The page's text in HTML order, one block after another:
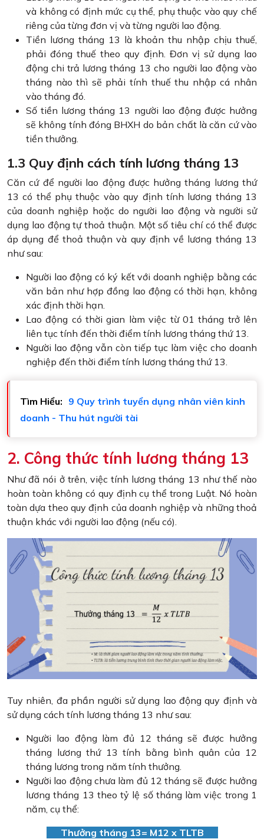
và không có định mức cụ thể, phụ thuộc vào quy chế
riêng của từng đơn vị và từng người lao động.
Tiền lương tháng 13 là khoản thu nhập chịu thuế,
phải đóng thuế theo quy định. Đơn vị sử dụng lao
động chi trả lương tháng 13 cho người lao động vào
tháng nào thì sẽ phải tính thuế thu nhập cá nhân
vào tháng đó.
Số tiền lương tháng 13 người lao động được hưởng
sẽ không tính đóng BHXH do bản chất là căn cứ vào
tiền thưởng.
1.3 Quy định cách tính lương tháng 13
Căn cứ để người lao động được hưởng tháng lương thứ
13 có thể phụ thuộc vào quy định tính lương tháng 13
của doanh nghiệp hoặc do người lao động và người sử
dụng lao động tự thoả thuận. Một số tiêu chí có thể được
áp dụng để thoả thuận và quy định về lương tháng 13
như sau:
Người lao động có ký kết với doanh nghiệp bằng các
văn bản như hợp đồng lao động có thời hạn, không
xác định thời hạn.
Lao động có thời gian làm việc từ 01 tháng trở lên
liên tục tính đến thời điểm tính lương tháng thứ 13.
Người lao động vẫn còn tiếp tục làm việc cho doanh
nghiệp đến thời điểm tính lương tháng thứ 13.
Tìm Hiểu: 9 Quy trình tuyển dụng nhân viên kinh
doanh - Thu hút người tài
2. Công thức tính lương tháng 13
Như đã nói ở trên, việc tính lương tháng 13 như thế nào
hoàn toàn không có quy định cụ thể trong Luật. Nó hoàn
toàn dựa theo quy định của doanh nghiệp và những thoả
thuận khác với người lao động (nếu có).
Tuy nhiên, đa phần người sử dụng lao động quy định và
sử dụng cách tính lương tháng 13 như sau:
Người lao động làm đủ 12 tháng sẽ được hưởng
tháng lương thứ 13 tính bằng bình quân của 12
tháng lương trong năm tính thưởng.
Người lao động chưa làm đủ 12 tháng sẽ được hưởng
lương tháng 13 theo tỷ lệ số tháng làm việc trong 1
năm, cụ thể:
Thưởng tháng 13= M12 x TLTB